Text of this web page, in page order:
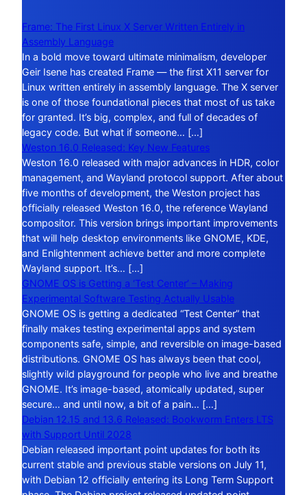
Frame: The First Linux X Server Written Entirely in
Assembly Language
In a bold move toward ultimate minimalism, developer
Geir Isene has created Frame — the first X11 server for
Linux written entirely in assembly language. The X server
is one of those foundational pieces that most of us take
for granted. It’s big, complex, and full of decades of
legacy code. But what if someone… […]
Weston 16.0 Released: Key New Features
Weston 16.0 released with major advances in HDR, color
management, and Wayland protocol support. After about
five months of development, the Weston project has
officially released Weston 16.0, the reference Wayland
compositor. This version brings important improvements
that will help desktop environments like GNOME, KDE,
and Enlightenment achieve better and more complete
Wayland support. It’s… […]
GNOME OS is Getting a ‘Test Center’ – Making
Experimental Software Testing Actually Usable
GNOME OS is getting a dedicated “Test Center” that
finally makes testing experimental apps and system
components safe, simple, and reversible on image-based
distributions. GNOME OS has always been that cool,
slightly wild playground for people who live and breathe
GNOME. It’s image-based, atomically updated, super
secure… and until now, a bit of a pain… […]
Debian 12.15 and 13.6 Released: Bookworm Enters LTS
with Support Until 2028
Debian released important point updates for both its
current stable and previous stable versions on July 11,
with Debian 12 officially entering its Long Term Support